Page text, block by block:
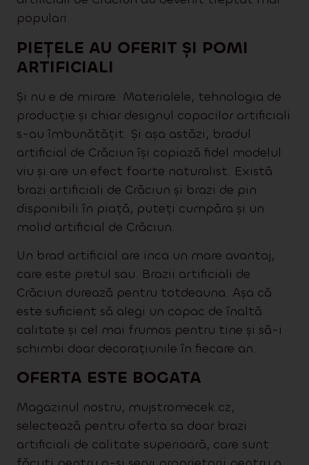
populari.
PIEȚELE AU OFERIT ȘI POMI
ARTIFICIALI
Și nu e de mirare. Materialele, tehnologia de
producție și chiar designul copacilor artificiali
s-au îmbunătățit. Și așa astăzi, bradul
artificial de Crăciun își copiază fidel modelul
viu și are un efect foarte naturalist. Există
brazi artificiali de Crăciun și brazi de pin
disponibili în piață, puteți cumpăra și un
molid artificial de Crăciun.
Un brad artificial are inca un mare avantaj,
care este pretul sau. Brazii artificiali de
Crăciun durează pentru totdeauna. Așa că
este suficient să alegi un copac de înaltă
calitate și cel mai frumos pentru tine și să-i
schimbi doar decorațiunile în fiecare an.
OFERTA ESTE BOGATA
Magazinul nostru, mujstromecek.cz,
selectează pentru oferta sa doar brazi
artificiali de calitate superioară, care sunt